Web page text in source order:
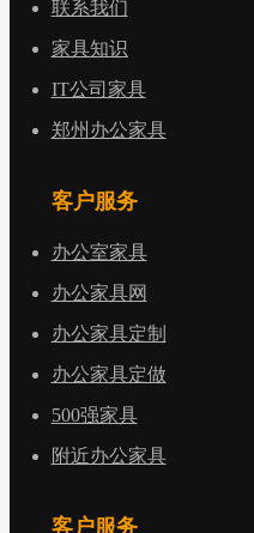
联系我们
家具知识
IT公司家具
郑州办公家具
客户服务
办公室家具
办公家具网
办公家具定制
办公家具定做
500强家具
附近办公家具
客户服务